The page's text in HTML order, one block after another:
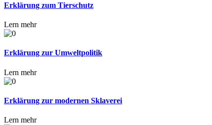
Erklärung zum Tierschutz
Lern mehr
Erklärung zur Umweltpolitik
Lern mehr
Erklärung zur modernen Sklaverei
Lern mehr